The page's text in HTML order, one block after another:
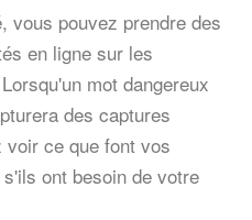
vous pouvez prendre des
en ligne sur les
mot dangereux
des captures
ce que font vos
ont besoin de votre